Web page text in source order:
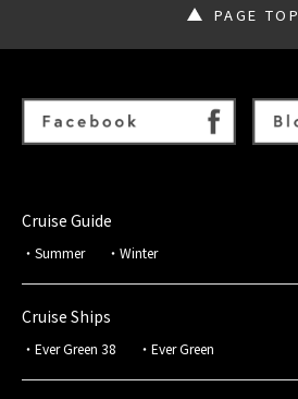
PAGE TOP
Cruise Guide
Summer Winter
Cruise Ships
Ever Green 38 Ever Green